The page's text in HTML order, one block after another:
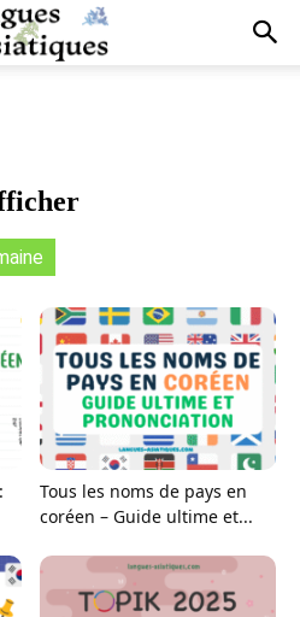
Tous les noms de pays en
coréen – Guide ultime et...